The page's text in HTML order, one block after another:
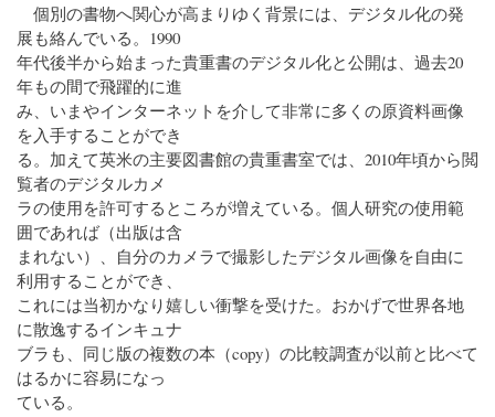
個別の書物へ関心が高まりゆく背景には、デジタル化の発
展も絡んでいる。1990
年代後半から始まった貴重書のデジタル化と公開は、過去20
年もの間で飛躍的に進
み、いまやインターネットを介して非常に多くの原資料画像
を入手することができ
る。加えて英米の主要図書館の貴重書室では、2010年頃から閲
覧者のデジタルカメ
ラの使用を許可するところが増えている。個人研究の使用範
囲であれば（出版は含
まれない）、自分のカメラで撮影したデジタル画像を自由に
利用することができ、
これには当初かなり嬉しい衝撃を受けた。おかげで世界各地
に散逸するインキュナ
ブラも、同じ版の複数の本（copy）の比較調査が以前と比べて
はるかに容易になっ
ている。